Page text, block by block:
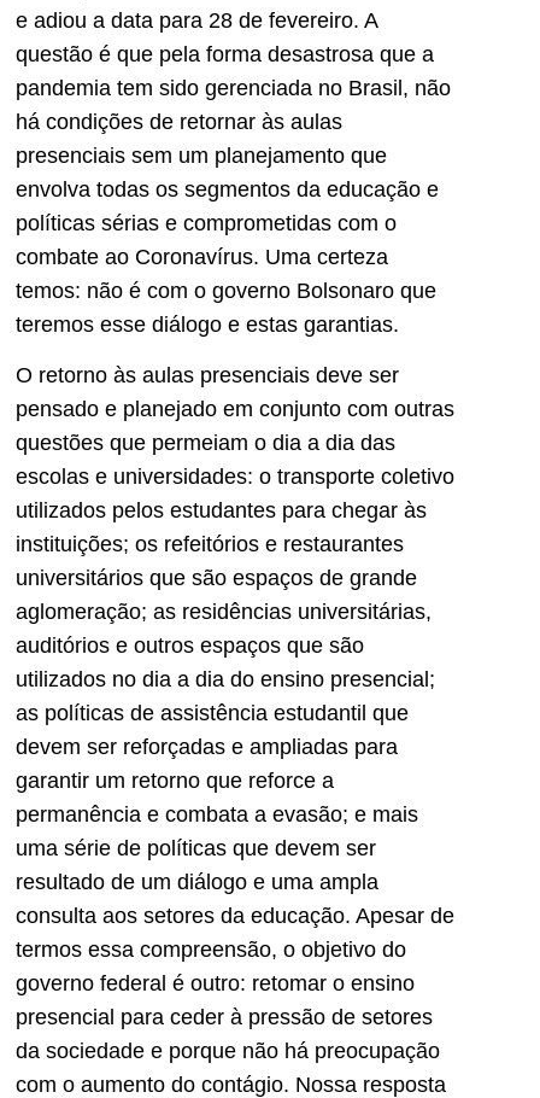
e adiou a data para 28 de fevereiro. A
questão é que pela forma desastrosa que a
pandemia tem sido gerenciada no Brasil, não
há condições de retornar às aulas
presenciais sem um planejamento que
envolva todas os segmentos da educação e
políticas sérias e comprometidas com o
combate ao Coronavírus. Uma certeza
temos: não é com o governo Bolsonaro que
teremos esse diálogo e estas garantias.
O retorno às aulas presenciais deve ser
pensado e planejado em conjunto com outras
questões que permeiam o dia a dia das
escolas e universidades: o transporte coletivo
utilizados pelos estudantes para chegar às
instituições; os refeitórios e restaurantes
universitários que são espaços de grande
aglomeração; as residências universitárias,
auditórios e outros espaços que são
utilizados no dia a dia do ensino presencial;
as políticas de assistência estudantil que
devem ser reforçadas e ampliadas para
garantir um retorno que reforce a
permanência e combata a evasão; e mais
uma série de políticas que devem ser
resultado de um diálogo e uma ampla
consulta aos setores da educação. Apesar de
termos essa compreensão, o objetivo do
governo federal é outro: retomar o ensino
presencial para ceder à pressão de setores
da sociedade e porque não há preocupação
com o aumento do contágio. Nossa resposta